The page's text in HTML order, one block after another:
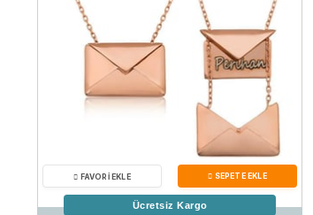
Ücretsiz Kargo